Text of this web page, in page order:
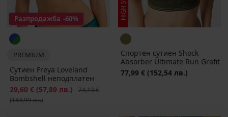
Разпродажба -60%
PREMIUM
Сутиен Freya Loveland
Bombshell неподплатен
Намаление
29,60 € (57,89 лв.) Първоначална цена
74,13 €
(144,99 лв.)
Спортен сутиен Shock
Absorber Ultimate Run Grafit
77,99 € (152,54 лв.)